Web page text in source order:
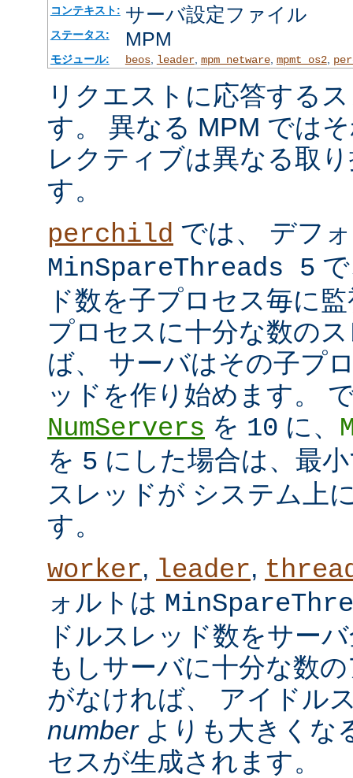
コンテキスト: サーバ設定ファイル
ステータス: MPM
モジュール: beos, leader, mpm_netware, mpmt_os2,
リクエストに応答する
す。 異なる MPM では
レクティブは異なる取
す。
perchild では、 デフ
MinSpareThreads 5
ド数を子プロセス毎に
プロセスに十分な数の
ば、 サーバはその子プ
ッドを作り始めます。
NumServers を 10 に、
を 5 にした場合は、最
スレッドが システム上
す。
worker, leader,
ォルトは
ドルスレッド数をサー
もしサーバに十分な数
がなければ、 アイドル
numberよりも大きくな
セスが生成されます。